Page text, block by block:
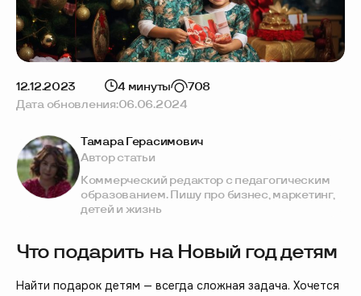
12.12.2023 4 минуты
708
Дата обновления:06.06.2024
Что подарить на Новый год детям
Найти подарок детям — всегда сложная задача. Хочется
Тамара Герасимович
Автор статьи
Коммерческий редактор с педагогическим
образованием. Пишу про бизнес, маркетинг,
детей и жизнь